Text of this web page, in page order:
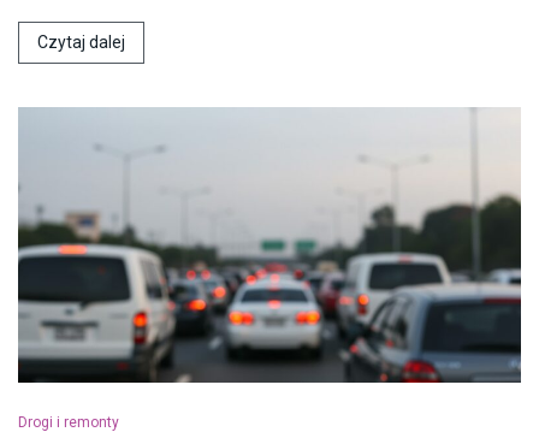
Czytaj dalej
Drogi i remonty